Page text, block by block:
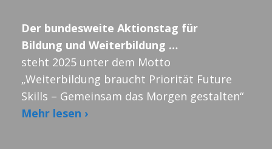
Der bundesweite Aktionstag für
Bildung und Weiterbildung …
steht 2025 unter dem Motto
„Weiterbildung braucht Priorität Future
Skills – Gemeinsam das Morgen gestalten“
Mehr lesen ›